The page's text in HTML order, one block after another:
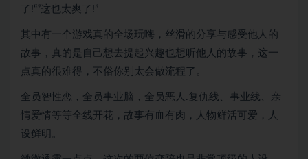
了!“”这也太爽了!”
其中有一个游戏真的全场玩嗨，丝滑的分享与感受他人的
故事，真的是自己想去提起兴趣也想听他人的故事，这一
点真的很难得，不俗你别太会做流程了。
全员智性恋，全员事业脑，全员恶人.复仇线、事业线、亲
情爱情等等全线开花，故事有血有肉，人物鲜活可爱，人
设鲜明。